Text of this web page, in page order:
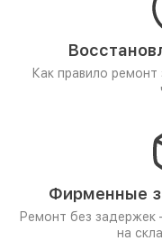
Как правило ремонт
Фирменные
Ремонт без
на